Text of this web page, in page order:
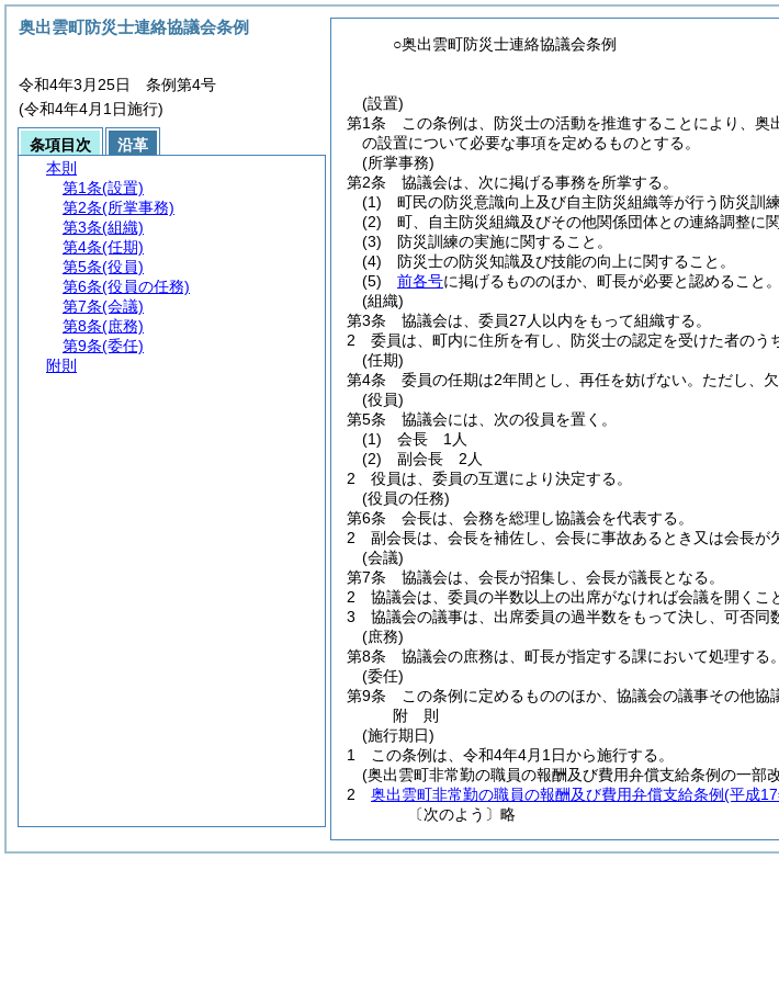
○奥出雲町防災士連絡協議会条例
(設置)
第1条
この条例は、防災士の活動を推進することにより、
の設置について必要な事項を定めるものとする。
(所掌事務)
第2条
協議会は、次に掲げる事務を所掌する。
(1)
町民の防災意識向上及び自主防災組織等が行う防災訓
(2)
町、自主防災組織及びその他関係団体との連絡調整に関
(3)
防災訓練の実施に関すること。
(4)
防災士の防災知識及び技能の向上に関すること。
(5)
前各号に掲げるもののほか、町長が必要と認めること。
(組織)
第3条
協議会は、委員27人以内をもって組織する。
2
委員は、町内に住所を有し、防災士の認定を受けた者のう
(任期)
第4条
委員の任期は2年間とし、再任を妨げない。 ただし、
(役員)
第5条
協議会には、次の役員を置く。
(1)
会長 1人
(2)
副会長 2人
2
役員は、委員の互選により決定する。
(役員の任務)
第6条
会長は、会務を総理し協議会を代表する。
2
副会長は、会長を補佐し、会長に事故あるとき又は会長が
(会議)
第7条
協議会は、会長が招集し、会長が議長となる。
2
協議会は、委員の半数以上の出席がなければ会議を開くこ
3
協議会の議事は、出席委員の過半数をもって決し、可否同
(庶務)
第8条
協議会の庶務は、町長が指定する課において処理する。
(委任)
第9条
この条例に定めるもののほか、協議会の議事その他協
附 則
(施行期日)
1
この条例は、令和4年4月1日から施行する。
(奥出雲町非常勤の職員の報酬及び費用弁償支給条例の一部
2
奥出雲町非常勤の職員の報酬及び費用弁償支給条例(平成
〔次のよう〕略
奥出雲町防災士連絡協議会条例
令和4年3月25日 条例第4号
(令和4年4月1日施行)
条項目次
沿革
本則
第1条(設置)
第2条(所掌事務)
第3条(組織)
第4条(任期)
第5条(役員)
第6条(役員の任務)
第7条(会議)
第8条(庶務)
第9条(委任)
附則